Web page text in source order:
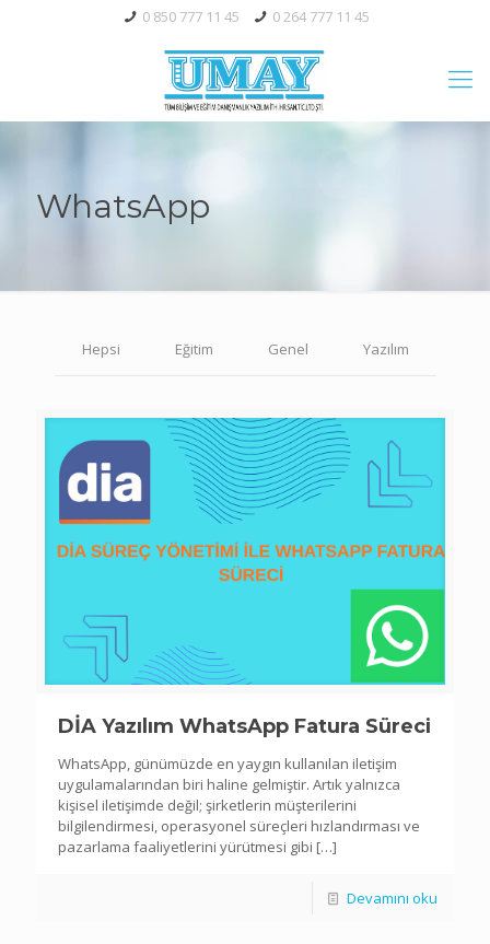
0 850 777 11 45 0 264 777 11 45
WhatsApp
Hepsi Eğitim Genel Yazılım
DİA Yazılım WhatsApp Fatura Süreci
WhatsApp, günümüzde en yaygın kullanılan iletişim
uygulamalarından biri haline gelmiştir. Artık yalnızca
kişisel iletişimde değil; şirketlerin müşterilerini
bilgilendirmesi, operasyonel süreçleri hızlandırması ve
pazarlama faaliyetlerini yürütmesi gibi […]
Devamını oku